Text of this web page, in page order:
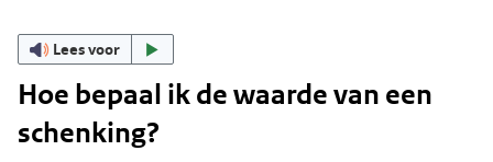
Lees voor
Hoe bepaal ik de waarde van een
schenking?